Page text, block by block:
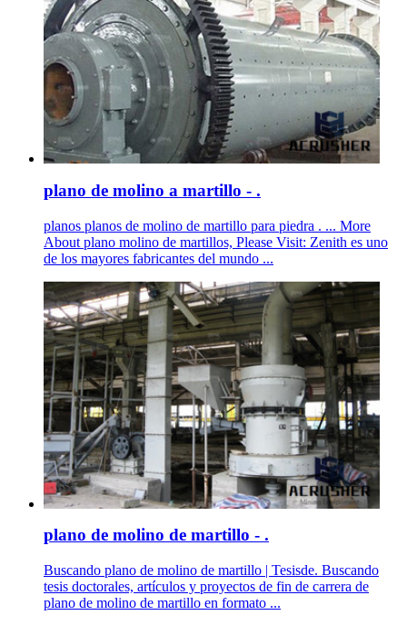
plano de molino a martillo - .
planos planos de molino de martillo para piedra . ... More
About plano molino de martillos, Please Visit: Zenith es uno
de los mayores fabricantes del mundo ...
plano de molino de martillo - .
Buscando plano de molino de martillo | Tesisde. Buscando
tesis doctorales, artículos y proyectos de fin de carrera de
plano de molino de martillo en formato ...